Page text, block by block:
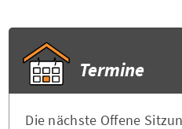
Termine
Die nächste Offene